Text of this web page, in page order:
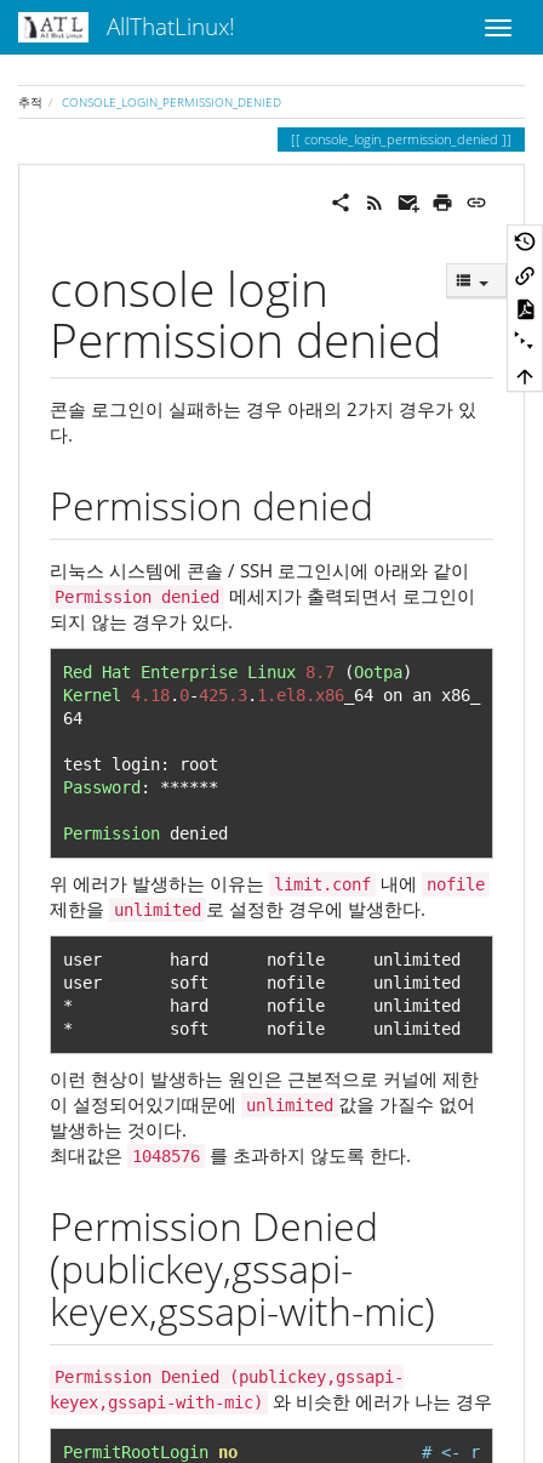
AllThatLinux!
추적 CONSOLE_LOGIN_PERMISSION_DENIED
console_login_permission_denied
console login
Permission denied
콘솔 로그인이 실패하는 경우 아래의 2가지 경우가 있
다.
Permission denied
리눅스 시스템에 콘솔 / SSH 로그인시에 아래와 같이
Permission denied
메세지가 출력되면서 로그인이
되지 않는 경우가 있다.
Red Hat Enterprise Linux 8.7 (Ootpa)
Kernel
4.18. 0-425.3. 1.el8.x86 _64 on an x86_
64
test login:
Password: ******
Permission denied
위 에러가 발생하는 이유는 limit.conf 내에 nofile
제한을 unlimited 로 설정한 경우에 발생한다.
user       hard      nofile     unlimited
*
*
          soft      nofile     unlimited
이런 현상이 발생하는 원인은 근본적으로 커널에 제한
이 설정되어있기때문에
unlimited 값을 가질수 없어
발생하는 것이다.
최대값은
1048576 를 초과하지 않도록 한다.
Permission Denied
(publickey,gssapi-
keyex,gssapi-with-mic)
Permission Denied (publickey,gssapi-
keyex,gssapi-with-mic)
와 비슷한 에러가 나는 경우
PermitRootLogin no
# <- r